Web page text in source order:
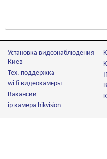
Установка видеонаблюдения
Киев
Тех. поддержка
wi fi видеокамеры
Вакансии
ip камера hikvision